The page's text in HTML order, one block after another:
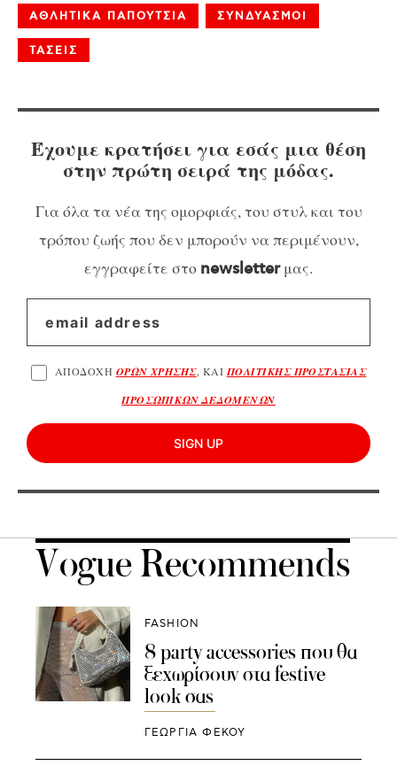
ΑΘΛΗΤΙΚΑ ΠΑΠΟΥΤΣΙΑ ΣΥΝΔΥΑΣΜΟΙ
ΤΑΣΕΙΣ
Έχουμε κρατήσει για εσάς μια θέση
στην πρώτη σειρά της μόδας.
Για όλα τα νέα της ομορφιάς, του στυλ και του
τρόπου ζωής που δεν μπορούν να περιμένουν,
εγγραφείτε στο newsletterμας.
ΑΠΟΔΟΧΗ ΟΡΩΝ ΧΡΗΣΗΣ, ΚΑΙ ΠΟΛΙΤΙΚΗΣ ΠΡΟΣΤΑΣΙΑΣ
ΠΡΟΣΩΠΙΚΩΝ ΔΕΔΟΜΕΝΩΝ
SIGN UP
Vogue Recommends
FASHION
8 party accessories που θα
ξεχωρίσουν στα festive
look σας
ΓΕΩΡΓΙΑ ΦΕΚΟΥ